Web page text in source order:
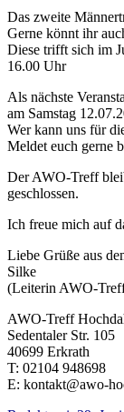
Das zweite
Gerne könnt ihr
Diese trifft sich im
16.00 Uhr
Als nächste
am Samstag
Wer kann uns für
Meldet euch gerne
Der AWO-Treff
geschlossen.
Ich freue mich auf
Liebe Grüße aus
Silke
(Leiterin AWO-
AWO-Treff
Sedentaler Str. 105
40699 Erkrath
T: 02104 948698
E: kontakt@awo-